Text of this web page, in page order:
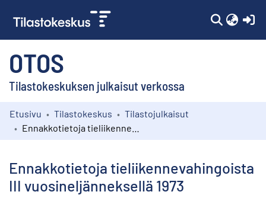
OTOS
Tilastokeskuksen julkaisut verkossa
Kokoelmat
Etusivu Tilastokeskus
Tilastojulkaisut
Ennakkotietoja tieliikennevahingoista
III vuosineljänneksellä 1973